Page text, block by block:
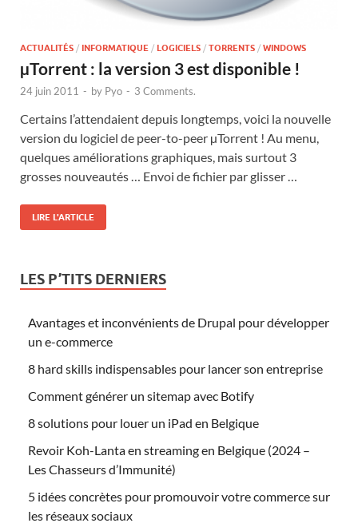
ACTUALITÉS / INFORMATIQUE / LOGICIELS / TORRENTS / WINDOWS
µTorrent : la version 3 est disponible !
24 juin 2011 - by Pyo - 3 Comments.
Certains l’attendaient depuis longtemps, voici la nouvelle
version du logiciel de peer-to-peer µTorrent ! Au menu,
quelques améliorations graphiques, mais surtout 3
grosses nouveautés … Envoi de fichier par glisser …
LIRE L'ARTICLE
LES P’TITS DERNIERS
Avantages et inconvénients de Drupal pour développer
un e-commerce
8 hard skills indispensables pour lancer son entreprise
Comment générer un sitemap avec Botify
8 solutions pour louer un iPad en Belgique
Revoir Koh-Lanta en streaming en Belgique (2024 –
Les Chasseurs d’Immunité)
5 idées concrètes pour promouvoir votre commerce sur
les réseaux sociaux